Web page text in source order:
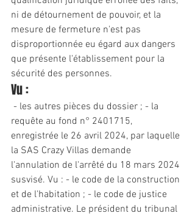
ni de détournement de pouvoir, et la
mesure de fermeture n'est pas
disproportionnée eu égard aux dangers
que présente l'établissement pour la
sécurité des personnes.
Vu :
requête au fond n° 2401715,
enregistrée le 26 avril 2024, par laquelle
la SAS Crazy Villas demande
l'annulation de l'arrêté du 18 mars 2024
susvisé. Vu : - le code de la construction
et de l'habitation ; - le code de justice
administrative. Le président du tribunal